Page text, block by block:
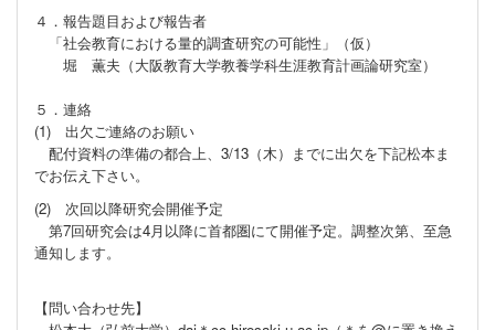
４．報告題目および報告者
「社会教育における量的調査研究の可能性」（仮）
堀 薫夫（大阪教育大学教養学科生涯教育計画論研究室）
５．連絡
(1) 出欠ご連絡のお願い
配付資料の準備の都合上、3/13（木）までに出欠を下記松本ま
でお伝え下さい。
(2) 次回以降研究会開催予定
第7回研究会は4月以降に首都圏にて開催予定。調整次第、至急
通知します。
【問い合わせ先】